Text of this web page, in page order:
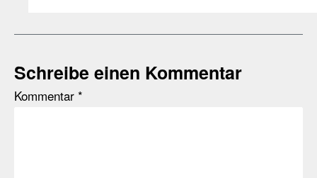
Schreibe einen Kommentar
Kommentar *